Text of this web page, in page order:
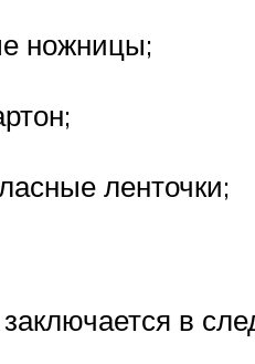
ножницы;
ленточки;
заключается в